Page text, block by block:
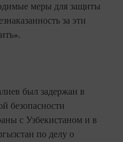
меры для защиты
за эти
был задержан в
безопасности
с Узбекистаном и в
по делу о